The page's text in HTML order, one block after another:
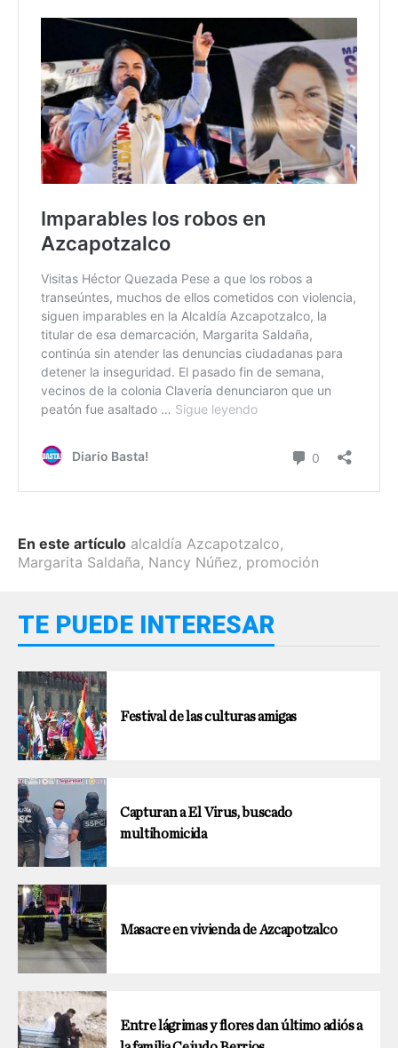
En este artículo alcaldía Azcapotzalco,
Margarita Saldaña, Nancy Núñez, promoción
TE PUEDE INTERESAR
Festival de las culturas amigas
Capturan a El Virus, buscado
multihomicida
Masacre en vivienda de Azcapotzalco
Entre lágrimas y flores dan último adiós a